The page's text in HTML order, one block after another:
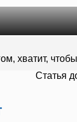
хватит,
Cтатья